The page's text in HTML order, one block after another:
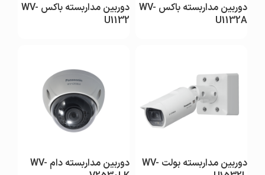
دوربین مداربسته باکس WV-
U1132A
دوربین مداربسته باکس WV-
U1132
دوربین مداربسته بولت WV-
دوربین مداربسته دام WV-